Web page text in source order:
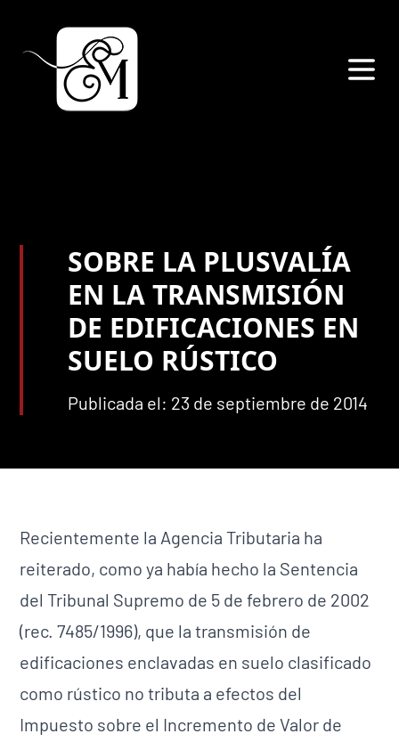
SOBRE LA PLUSVALÍA
EN LA TRANSMISIÓN
DE EDIFICACIONES EN
SUELO RÚSTICO
Publicada el: 23 de septiembre de 2014
Recientemente la Agencia Tributaria ha
reiterado, como ya había hecho la Sentencia
del Tribunal Supremo de 5 de febrero de 2002
(rec. 7485/1996), que la transmisión de
edificaciones enclavadas en suelo clasificado
como rústico no tributa a efectos del
Impuesto sobre el Incremento de Valor de